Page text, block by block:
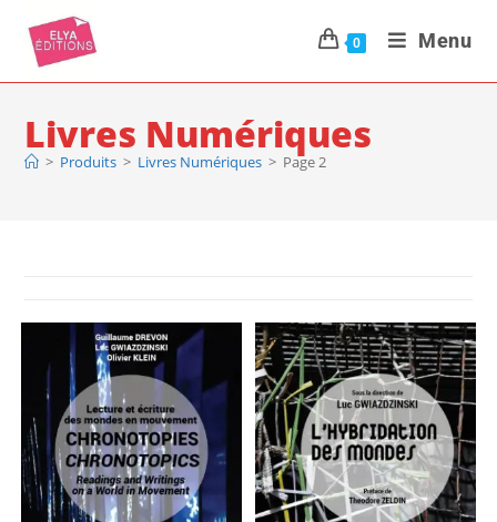
0 Menu
Livres Numériques
> Produits > Livres Numériques > Page 2